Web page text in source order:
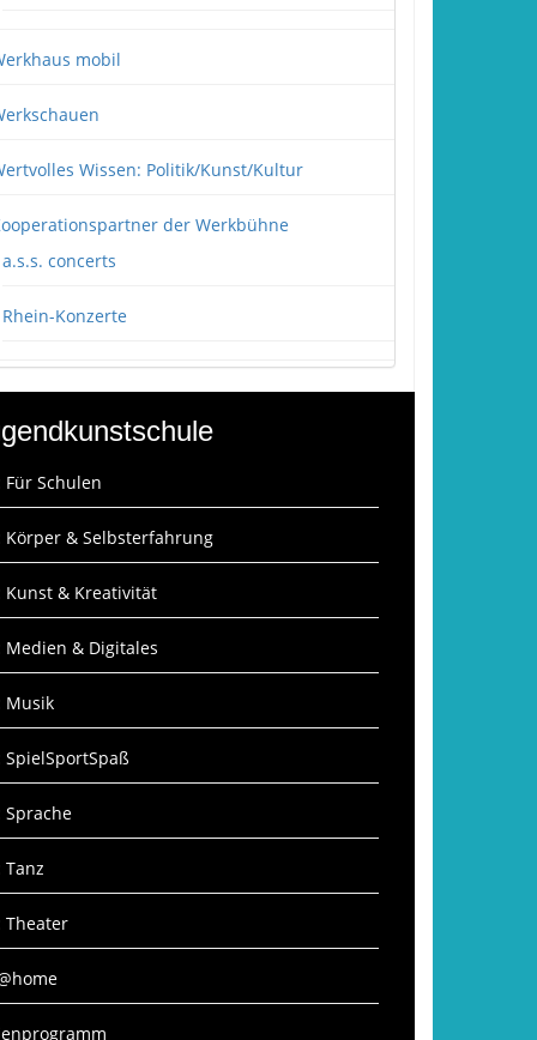
mobil
Wissen: Politik/Kunst/Kultur
der Werkbühne
a.s.s. concerts
Rhein-Konzerte
Für Schulen
Körper & Selbsterfahrung
Kunst & Kreativität
Medien & Digitales
Musik
SpielSportSpaß
Sprache
Tanz
Theater